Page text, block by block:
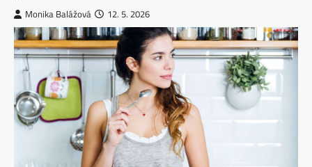
Monika Balážová 12. 5. 2026